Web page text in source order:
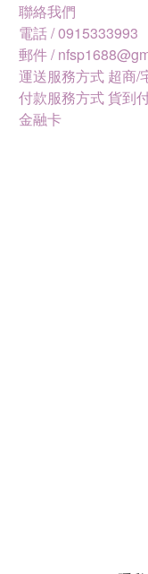
聯絡我們
電話 / 0915333993
郵件 /
運送服務方式 超商/
付款服務方式 貨到
金融卡